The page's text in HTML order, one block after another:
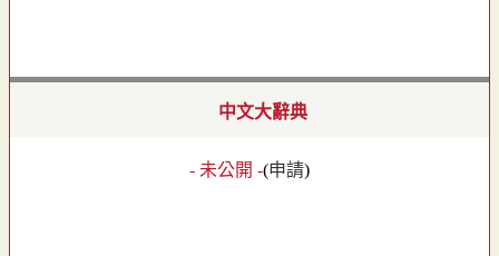
中文大辭典
- 未公開 -(申請)